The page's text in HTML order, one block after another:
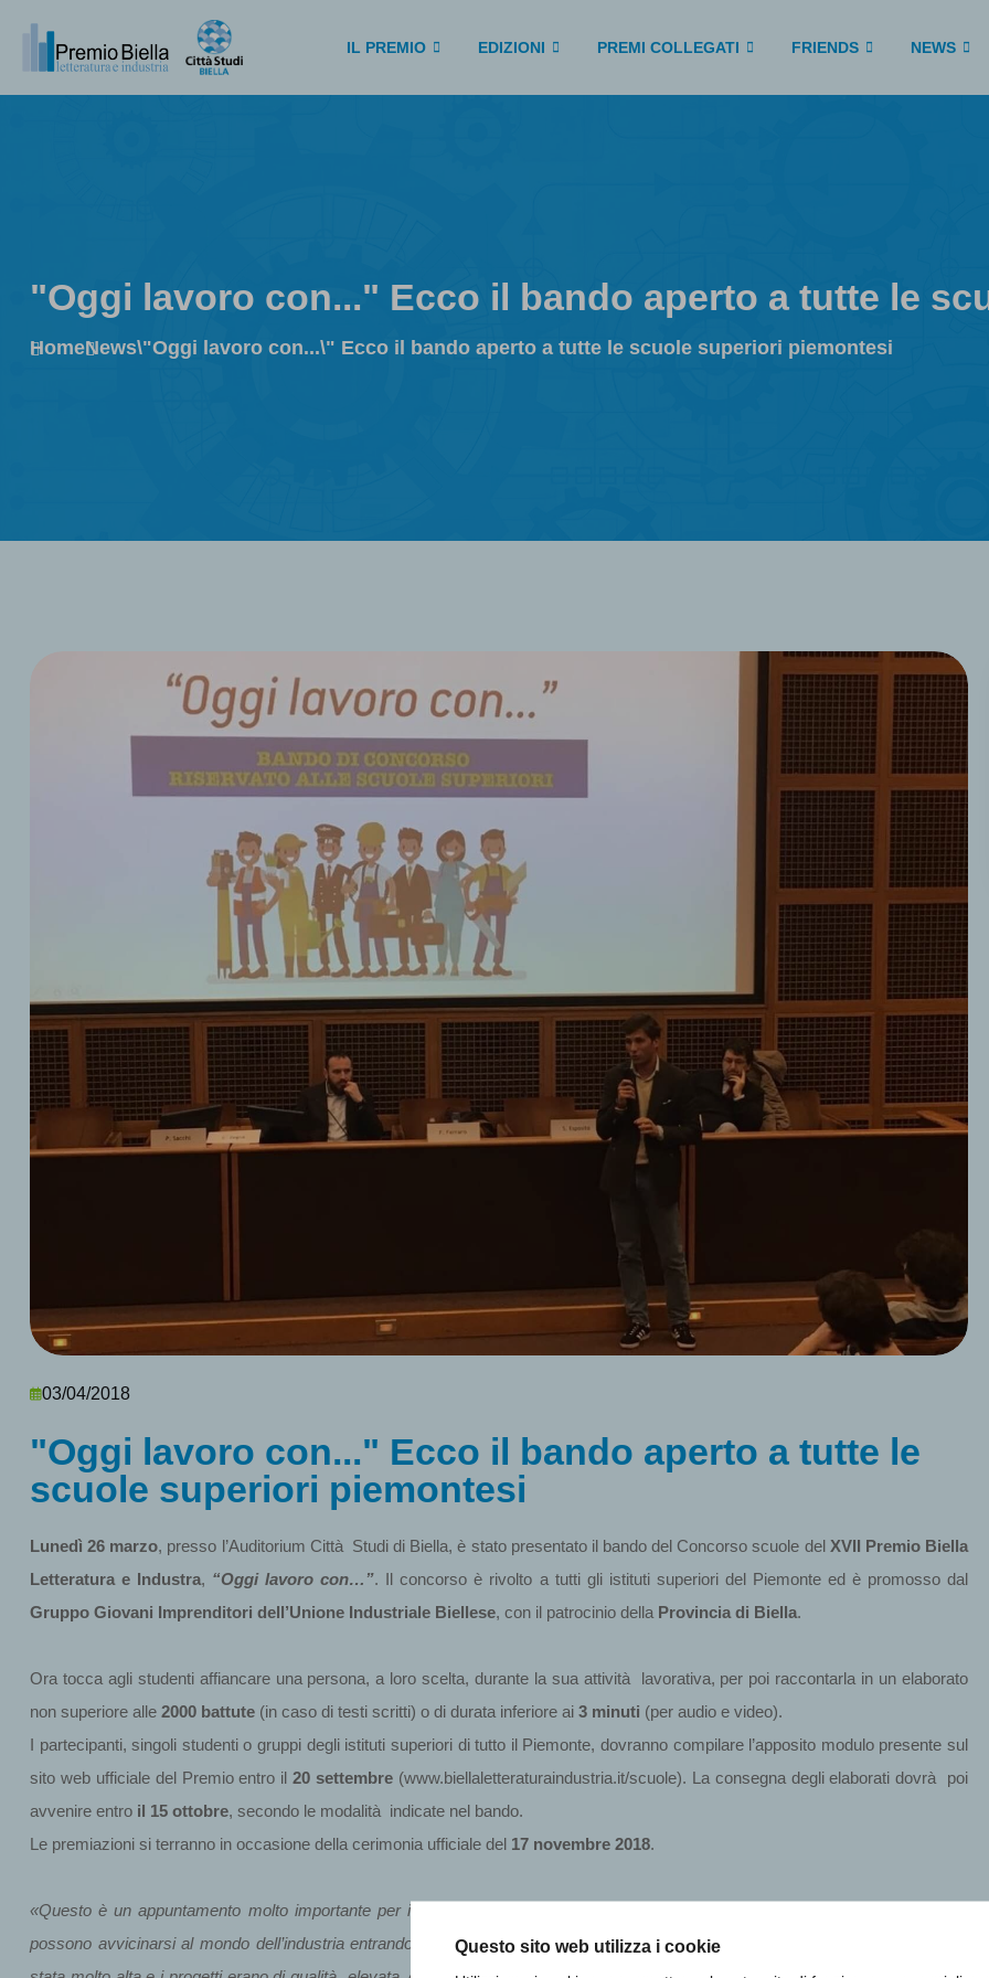
Questo sito web utilizza i cookie
IL PREMIO EDIZIONI PREMI COLLEGATI FRIENDS NEWS
"Oggi lavoro con..." Ecco il bando aperto a tutte le
HomeNews\"Oggi lavoro con...\" Ecco il bando aperto a tutte le scuole superiori piemontesi
03/04/2018
"Oggi lavoro con..." Ecco il bando aperto a tutte le
scuole superiori piemontesi
Lunedì 26 marzo, presso l’Auditorium Città Studi di Biella, è stato presentato il bando del Concorso scuole del XVII Premio Biella
Letteratura e Industra, “Oggi lavoro con…”. Il concorso è rivolto a tutti gli istituti superiori del Piemonte ed è promosso dal
Gruppo Giovani Imprenditori dell’Unione Industriale Biellese, con il patrocinio della Provincia di Biella.
Ora tocca agli studenti affiancare una persona, a loro scelta, durante la sua attività lavorativa, per poi raccontarla in un elaborato
non superiore alle 2000 battute (in caso di testi scritti) o di durata inferiore ai 3 minuti (per audio e video).
I partecipanti, singoli studenti o gruppi degli istituti superiori di tutto il Piemonte, dovranno compilare l’apposito modulo presente sul
sito web ufficiale del Premio entro il20 settembre (www.biellaletteraturaindustria.it/scuole). La consegna degli elaborati dovrà poi
avvenire entro il 15 ottobre, secondo le modalità indicate nel bando.
Le premiazioni si terranno in occasione della cerimonia ufficiale del 17 novembre 2018.
«Questo è un appuntamento molto importante per i ragazzi
possono avvicinarsi al mondo dell’industria entrando in contatto diretto con le persone che lavorano. L’anno scorso l’adesione è